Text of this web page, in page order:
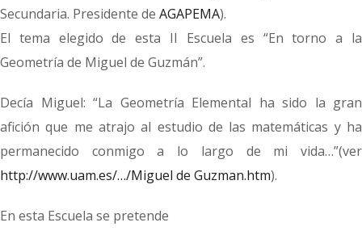
Secundaria. Presidente de AGAPEMA).
El tema elegido de esta II Escuela es “En torno a la
Geometría de Miguel de Guzmán”.
Decía Miguel: “La Geometría Elemental ha sido la gran
afición que me atrajo al estudio de las matemáticas y ha
permanecido conmigo a lo largo de mi vida…”(ver
http://www.uam.es/…/Miguel de Guzman.htm).
En esta Escuela se pretende